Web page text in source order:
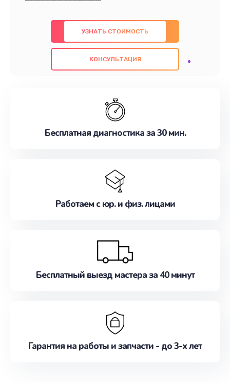
предлагаем быстрый и качественный ремонт с
использованием оригинальных компонентов, а
также гарантируем качество всех
проведенных работ. Наша цель - предоставить
наилучшим образом. Не медлите записаться на
УЗНАТЬ СТОИМОСТЬ
КОНСУЛЬТАЦИЯ
Бесплатная диагностика за 30 мин.
Работаем с юр. и физ. лицами
Бесплатный выезд мастера за 40 минут
Гарантия на работы и запчасти - до 3-х лет